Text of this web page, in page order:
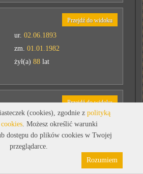
Przejdź do widoku
ur.02.06.1893
zm.01.01.1982
żył(a)88 lat
Przejdź do widoku
ur.18.01.1911
17.06.2005
żył(a)94lat
Polityka prywatności
(cookies), zgodnie z polityką
. Możesz określić warunki
dostępu do plików cookies w Twojej
przeglądarce.
Rozumiem